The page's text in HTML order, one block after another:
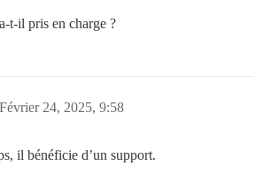
t-il pris en charge ?
Février 24, 2025, 9:58
il bénéficie d’un support.